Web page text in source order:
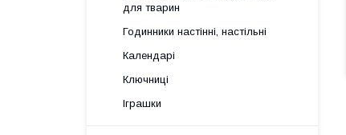
для тварин
Годинники настінні, настільні
Календарі
Ключниці
Іграшки